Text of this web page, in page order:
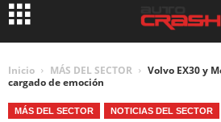
Inicio MÁS DEL SECTOR
Volvo EX30 y
cargado de emoción
MÁS DEL SECTOR NOTICIAS DEL SECTOR